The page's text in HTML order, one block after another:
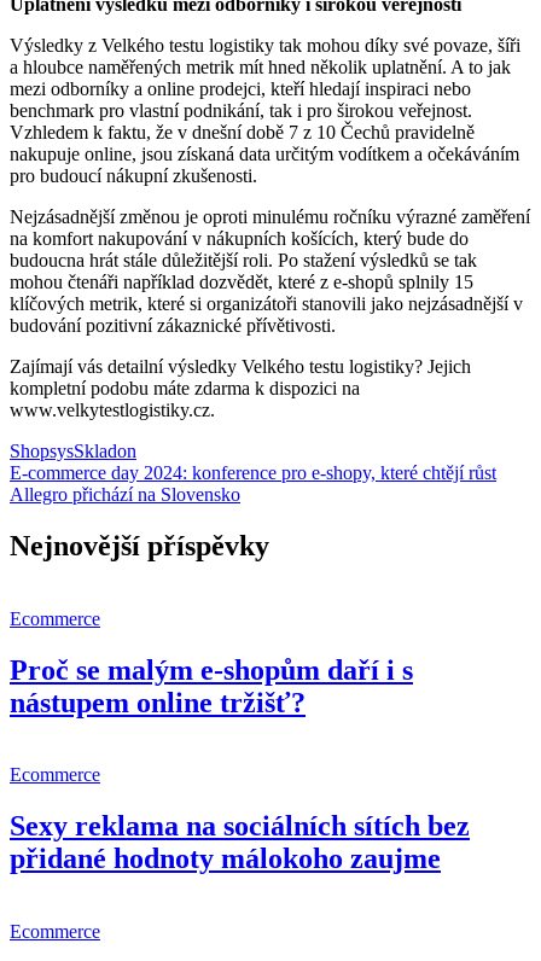
Výsledky z Velkého testu logistiky tak mohou díky své povaze, šíři
a hloubce naměřených metrik mít hned několik uplatnění. A to jak
mezi odborníky a online prodejci, kteří hledají inspiraci nebo
benchmark pro vlastní podnikání, tak i pro širokou veřejnost.
Vzhledem k faktu, že v dnešní době 7 z 10 Čechů pravidelně
nakupuje online, jsou získaná data určitým vodítkem a očekáváním
pro budoucí nákupní zkušenosti.
Nejzásadnější změnou je oproti minulému ročníku výrazné zaměření
na komfort nakupování v nákupních košících, který bude do
budoucna hrát stále důležitější roli. Po stažení výsledků se tak
mohou čtenáři například dozvědět, které z e-shopů splnily 15
klíčových metrik, které si organizátoři stanovili jako nejzásadnější v
budování pozitivní zákaznické přívětivosti.
Zajímají vás detailní výsledky Velkého testu logistiky? Jejich
kompletní podobu máte zdarma k dispozici na
www.velkytestlogistiky.cz.
ShopsysSkladon
Navigace
pro
příspěvek
E-commerce day 2024: konference pro e-shopy, které chtějí růst
Allegro přichází na Slovensko
Nejnovější příspěvky
Ecommerce
Proč se malým e-shopům daří i s
nástupem online tržišť?
Ecommerce
Sexy reklama na sociálních sítích bez
přidané hodnoty málokoho zaujme
Ecommerce